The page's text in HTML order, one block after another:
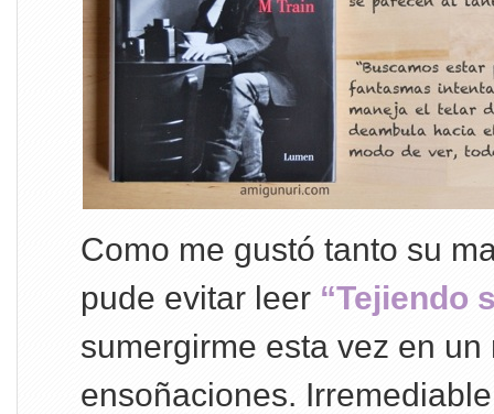
Como me gustó tanto su
pude evitar leer “Tejiendo
sumergirme esta vez en un
ensoñaciones.